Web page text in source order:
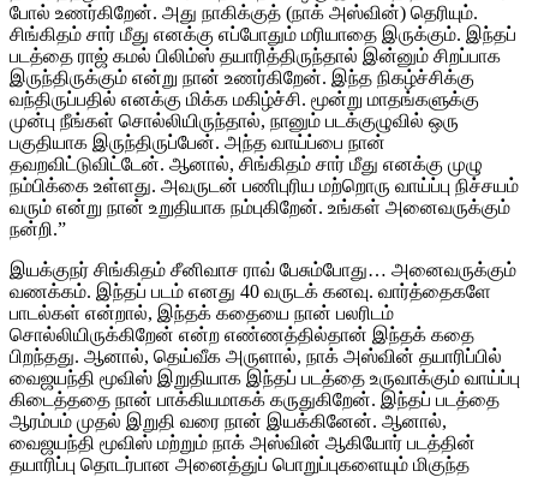
போல் உணர்கிறேன். அது நாகிக்குத் (நாக் அஸ்வின்) தெரியும்.
சிங்கிதம் சார் மீது எனக்கு எப்போதும் மரியாதை இருக்கும். இந்தப்
படத்தை ராஜ் கமல் பிலிம்ஸ் தயாரித்திருந்தால் இன்னும் சிறப்பாக
இருந்திருக்கும் என்று நான் உணர்கிறேன். இந்த நிகழ்ச்சிக்கு
வந்திருப்பதில் எனக்கு மிக்க மகிழ்ச்சி. மூன்று மாதங்களுக்கு
முன்பு நீங்கள் சொல்லியிருந்தால், நானும் படக்குழுவில் ஒரு
பகுதியாக இருந்திருப்பேன். அந்த வாய்ப்பை நான்
தவறவிட்டுவிட்டேன். ஆனால், சிங்கிதம் சார் மீது எனக்கு முழு
நம்பிக்கை உள்ளது. அவருடன் பணிபுரிய மற்றொரு வாய்ப்பு நிச்சயம்
வரும் என்று நான் உறுதியாக நம்புகிறேன். உங்கள் அனைவருக்கும்
நன்றி.”
இயக்குநர் சிங்கிதம் சீனிவாச ராவ் பேசும்போது… அனைவருக்கும்
வணக்கம். இந்தப் படம் எனது 40 வருடக் கனவு. வார்த்தைகளே
பாடல்கள் என்றால், இந்தக் கதையை நான் பலரிடம்
சொல்லியிருக்கிறேன் என்ற எண்ணத்தில்தான் இந்தக் கதை
பிறந்தது. ஆனால், தெய்வீக அருளால், நாக் அஸ்வின் தயாரிப்பில்
வைஜயந்தி மூவிஸ் இறுதியாக இந்தப் படத்தை உருவாக்கும் வாய்ப்பு
கிடைத்ததை நான் பாக்கியமாகக் கருதுகிறேன். இந்தப் படத்தை
ஆரம்பம் முதல் இறுதி வரை நான் இயக்கினேன். ஆனால்,
வைஜயந்தி மூவிஸ் மற்றும் நாக் அஸ்வின் ஆகியோர் படத்தின்
தயாரிப்பு தொடர்பான அனைத்துப் பொறுப்புகளையும் மிகுந்த